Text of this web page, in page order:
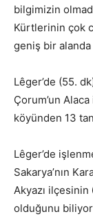
bilgimizin
Kürtlerinin çok
geniş bir alanda
Lêger’de (55.
Çorum’un
köyünden 13
Lêger’de
Sakarya’nın
Akyazı
olduğunu